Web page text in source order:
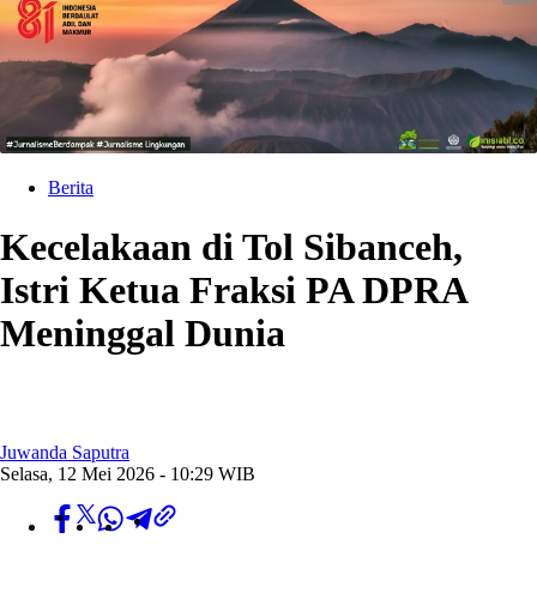
Berita
Kecelakaan di Tol Sibanceh,
Istri Ketua Fraksi PA DPRA
Meninggal Dunia
Juwanda Saputra
Selasa, 12 Mei 2026 - 10:29 WIB